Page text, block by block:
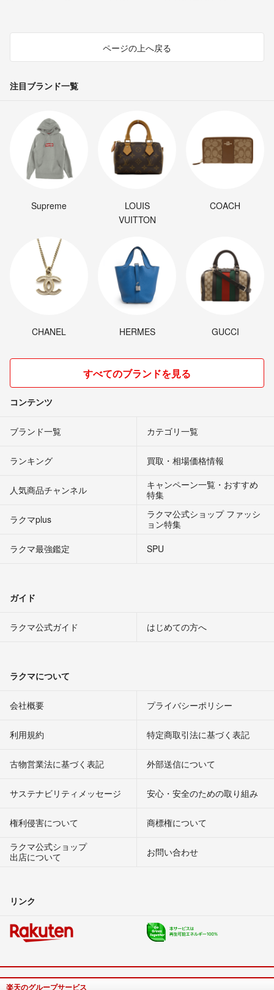
ページの上へ戻る
注目ブランド一覧
Supreme
LOUIS
VUITTON
COACH
CHANEL HERMES GUCCI
すべてのブランドを見る
コンテンツ
ブランド一覧 カテゴリ一覧
ランキング 買取・相場価格情報
人気商品チャンネル
キャンペーン一覧・おすすめ
特集
ラクマplus
ラクマ公式ショップ ファッシ
ョン特集
ラクマ最強鑑定
SPU
ガイド
ラクマ公式ガイド はじめての方へ
ラクマについて
会社概要 プライバシーポリシー
利用規約 特定商取引法に基づく表記
古物営業法に基づく表記 外部送信について
サステナビリティメッセージ 安心・安全のための取り組み
権利侵害について
商標権について
ラクマ公式ショップ
出店について
お問い合わせ
リンク
楽天のグループサービス